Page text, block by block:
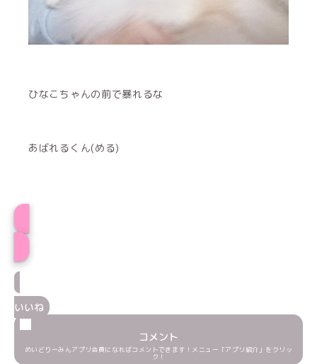
ひなこちゃんの前で暴れるな
あばれるくん(める)
いいね
コメント
めいどりーみんアプリ会員になればコメントできます！メニュー「アプリ紹介」をクリッ
ク！